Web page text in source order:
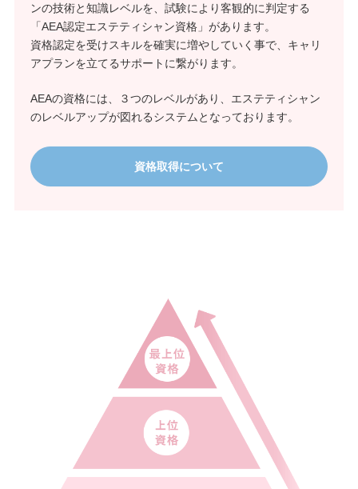
ンの技術と知識レベルを、試験により客観的に判定する
「AEA認定エステティシャン資格」があります。
資格認定を受けスキルを確実に増やしていく事で、キャリ
アプランを立てるサポートに繋がります。
AEAの資格には、３つのレベルがあり、エステティシャン
のレベルアップが図れるシステムとなっております。
資格取得について